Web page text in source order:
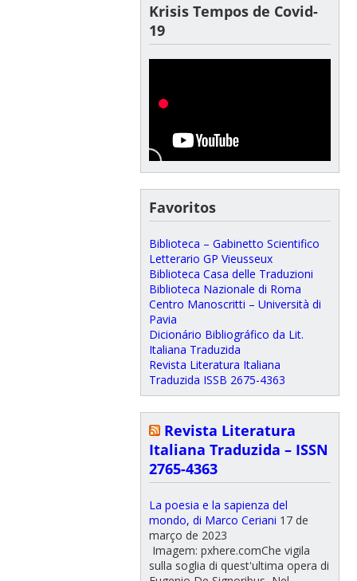
Krisis Tempos de Covid-
19
Favoritos
Biblioteca – Gabinetto Scientifico
Letterario GP Vieusseux
Biblioteca Casa delle Traduzioni
Biblioteca Nazionale di Roma
Centro Manoscritti – Università di
Pavia
Dicionário Bibliográfico da Lit.
Italiana Traduzida
Revista Literatura Italiana
Traduzida ISSB 2675-4363
Revista Literatura
Italiana Traduzida – ISSN
2765-4363
La poesia e la sapienza del
mondo, di Marco Ceriani 17 de
março de 2023
Imagem: pxhere.comChe vigila
sulla soglia di quest'ultima opera di